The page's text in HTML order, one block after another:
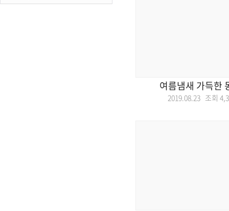
여름냄새 가득한
2019.08.23 조회